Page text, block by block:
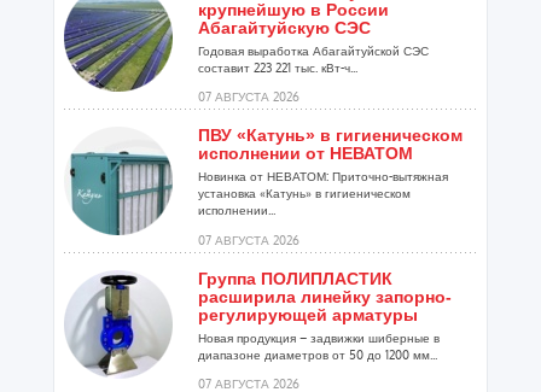
крупнейшую в России
Абагайтуйскую СЭС
Годовая выработка Абагайтуйской СЭС
составит 223 221 тыс. кВт-ч...
07 АВГУСТА 2026
ПВУ «Катунь» в гигиеническом
исполнении от НЕВАТОМ
Новинка от НЕВАТОМ: Приточно-вытяжная
установка «Катунь» в гигиеническом
исполнении...
07 АВГУСТА 2026
Группа ПОЛИПЛАСТИК
расширила линейку запорно-
регулирующей арматуры
Новая продукция – задвижки шиберные в
диапазоне диаметров от 50 до 1200 мм...
07 АВГУСТА 2026